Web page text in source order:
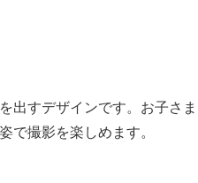
出すデザインです。お子さま
で撮影を楽しめます。